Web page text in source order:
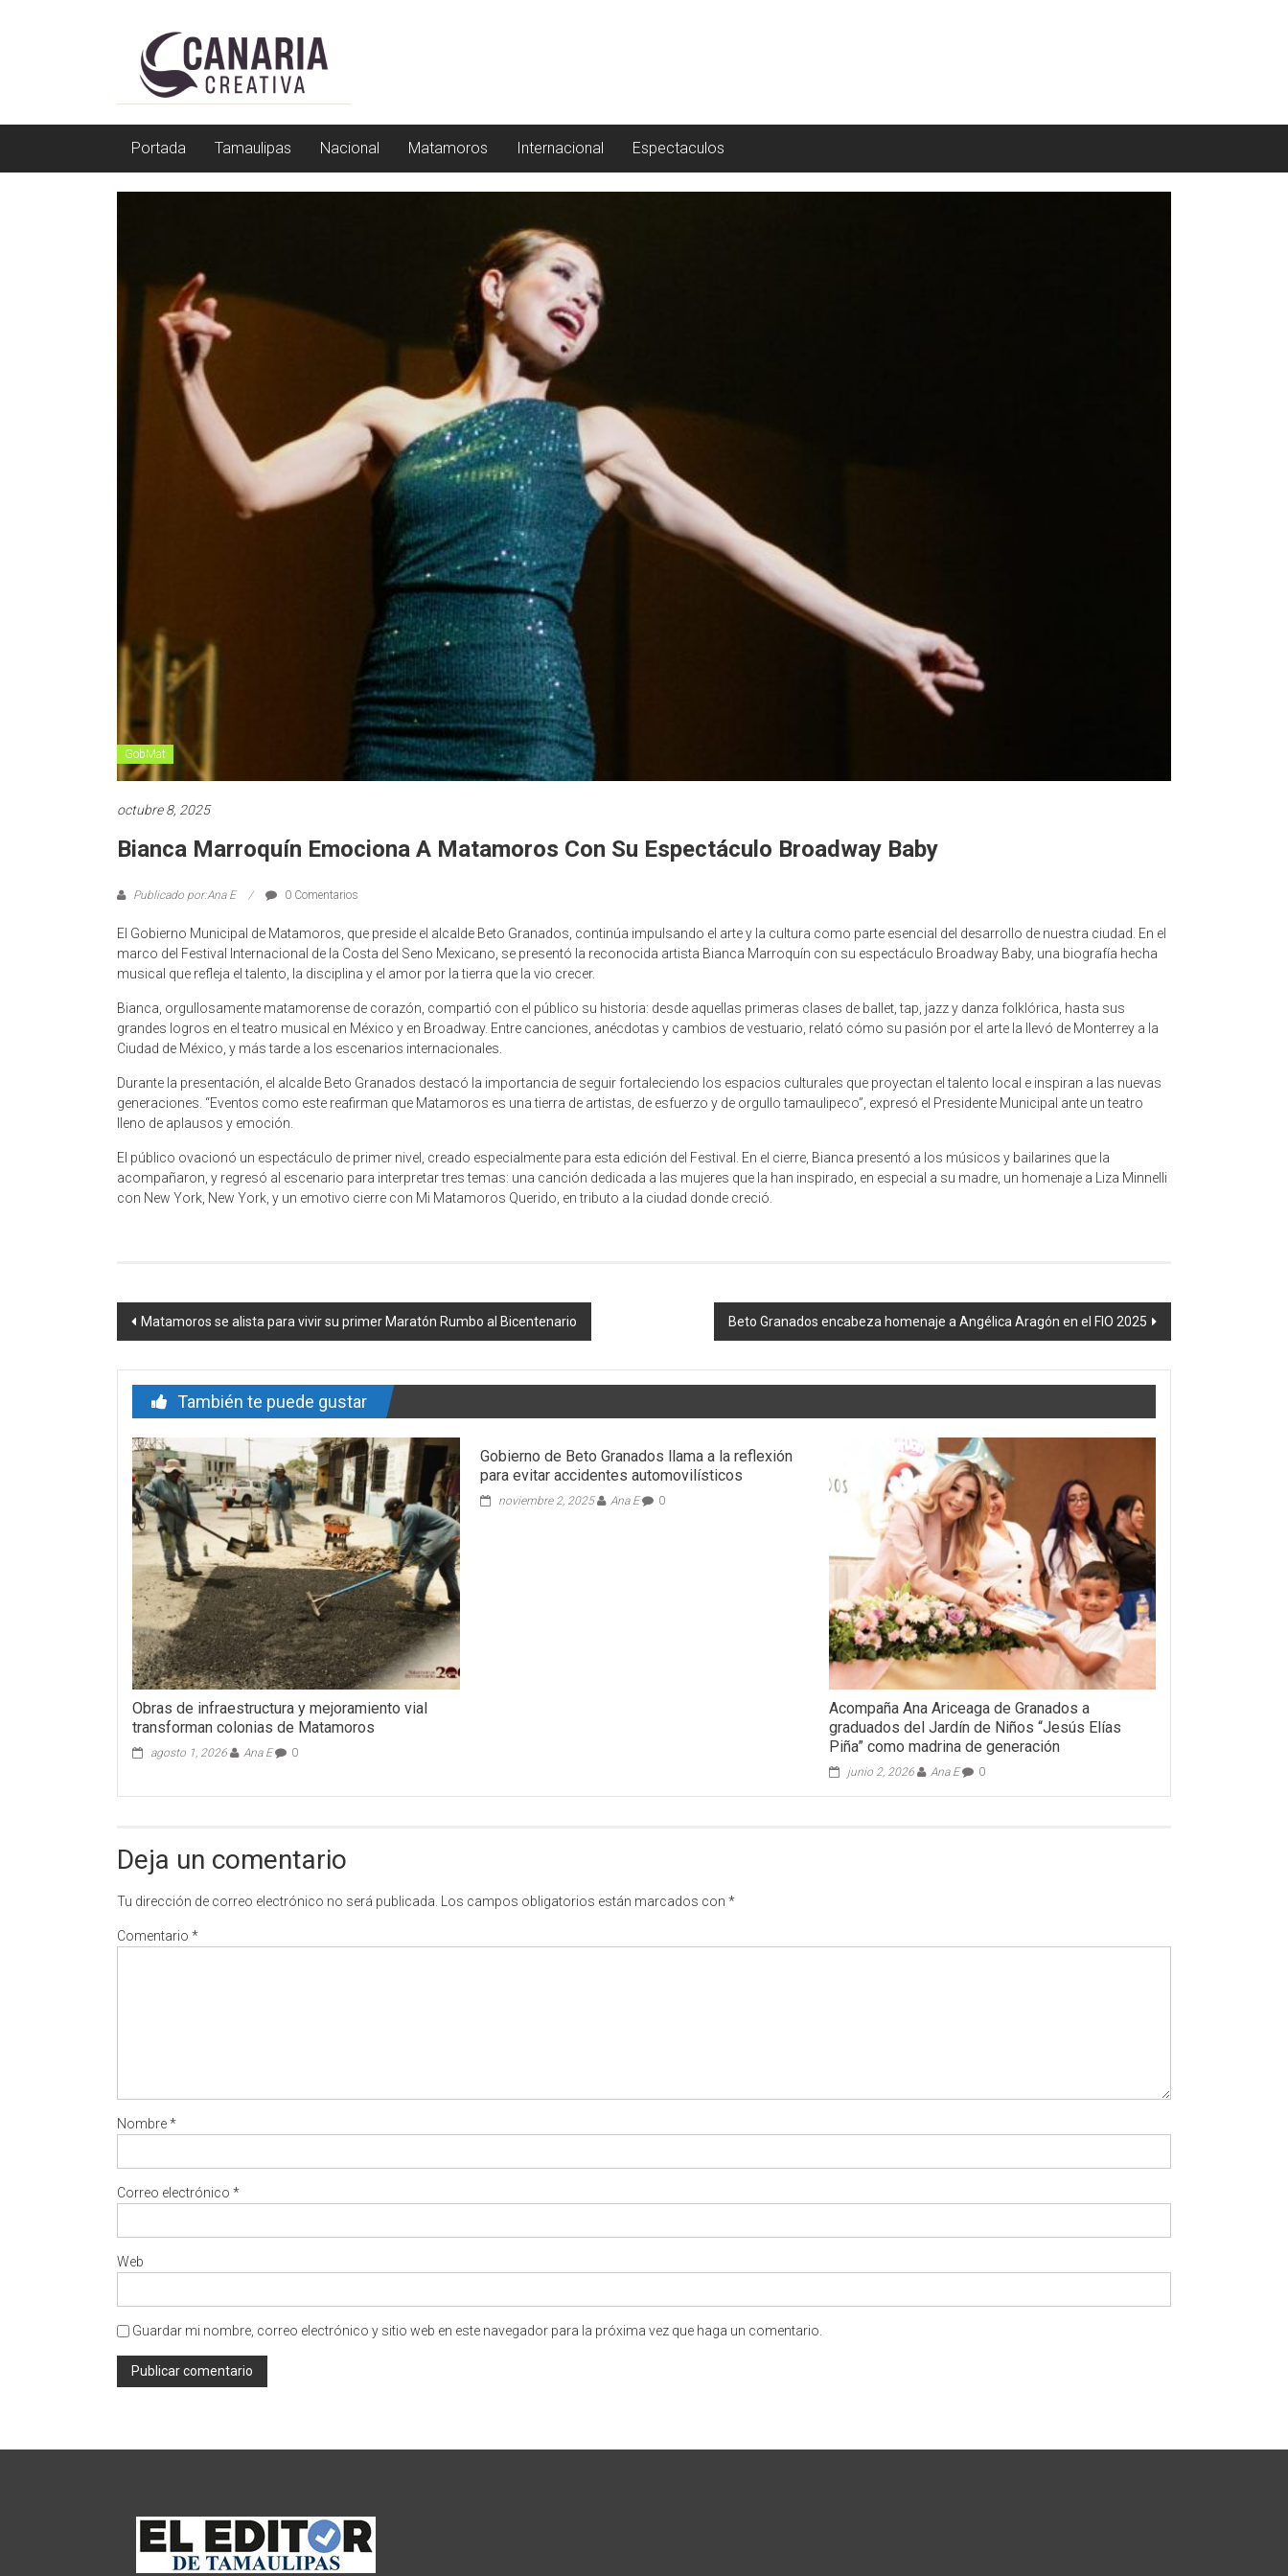
EDITOR
DE
TAMAULIPAS
Portada Tamaulipas Nacional Matamoros Internacional Espectaculos
GobMat
octubre 8, 2025
Bianca Marroquín Emociona A Matamoros Con Su Espectáculo Broadway Baby
Publicado por:Ana E 0 Comentarios
El Gobierno Municipal de Matamoros, que preside el alcalde Beto Granados, continúa impulsando el arte y la cultura como parte esencial del desarrollo de nuestra ciudad. En el
marco del Festival Internacional de la Costa del Seno Mexicano, se presentó la reconocida artista Bianca Marroquín con su espectáculo Broadway Baby, una biografía hecha
musical que refleja el talento, la disciplina y el amor por la tierra que la vio crecer.
Bianca, orgullosamente matamorense de corazón, compartió con el público su historia: desde aquellas primeras clases de ballet, tap, jazz y danza folklórica, hasta sus
grandes logros en el teatro musical en México y en Broadway. Entre canciones, anécdotas y cambios de vestuario, relató cómo su pasión por el arte la llevó de Monterrey a la
Ciudad de México, y más tarde a los escenarios internacionales.
Durante la presentación, el alcalde Beto Granados destacó la importancia de seguir fortaleciendo los espacios culturales que proyectan el talento local e inspiran a las nuevas
generaciones. “Eventos como este reafirman que Matamoros es una tierra de artistas, de esfuerzo y de orgullo tamaulipeco”, expresó el Presidente Municipal ante un teatro
lleno de aplausos y emoción.
El público ovacionó un espectáculo de primer nivel, creado especialmente para esta edición del Festival. En el cierre, Bianca presentó a los músicos y bailarines que la
acompañaron, y regresó al escenario para interpretar tres temas: una canción dedicada a las mujeres que la han inspirado, en especial a su madre, un homenaje a Liza Minnelli
con New York, New York, y un emotivo cierre con Mi Matamoros Querido, en tributo a la ciudad donde creció.
Navegación
entrada
Matamoros se alista para vivir su primer Maratón Rumbo al Bicentenario Beto Granados encabeza homenaje a Angélica Aragón en el FIO 2025
También te puede gustar
Obras de infraestructura y mejoramiento vial
transforman colonias de Matamoros
agosto 1, 2026 Ana E 0
Gobierno de Beto Granados llama a la reflexión
para evitar accidentes automovilísticos
noviembre 2, 2025 Ana E 0
Acompaña Ana Ariceaga de Granados a
graduados del Jardín de Niños “Jesús Elías
Piña” como madrina de generación
junio 2, 2026 Ana E 0
Deja un comentario
Tu dirección de correo electrónico no será publicada. Los campos obligatorios están marcados con *
Comentario *
Nombre*
Correo electrónico *
Web
Guardar mi nombre, correo electrónico y sitio web en este navegador para la próxima vez que haga un comentario.